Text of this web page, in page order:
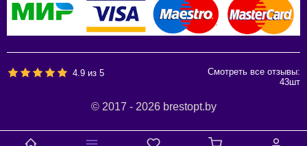
4.9 из5
Смотреть все отзывы:
43шт
© 2017 - 2026 brestopt.by